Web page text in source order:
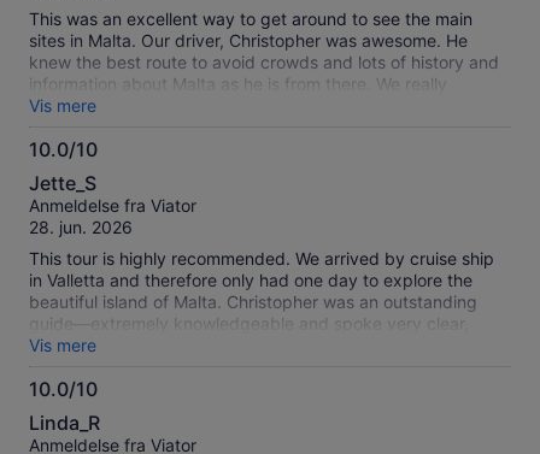
This was an excellent way to get around to see the main
sites in Malta. Our driver, Christopher was awesome. He
knew the best route to avoid crowds and lots of history and
information about Malta as he is from there. We really
enjoyed chatting with him as well as all the sites we saw.
Vis mere
10.0/10
10.0
ud
af
Jette_S
Anmeldelse fra Viator
28. jun. 2026
This tour is highly recommended. We arrived by cruise ship
in Valletta and therefore only had one day to explore the
beautiful island of Malta. Christopher was an outstanding
guide—extremely knowledgeable and spoke very clear,
easy-to-understand English. He had many excellent
suggestions for beautiful places to visit, and the entire day
was tailored to our wishes. He also made sure we visited the
we avoided the large crowds. It was a fantastic experience,
Vis mere
10.0/10
10.0
ud
Linda_R
Anmeldelse fra Viator